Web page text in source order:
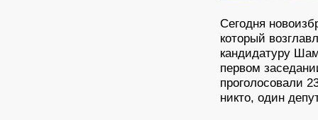
Сегодня
который
кандидатуру
первом
проголосовали
никто, один